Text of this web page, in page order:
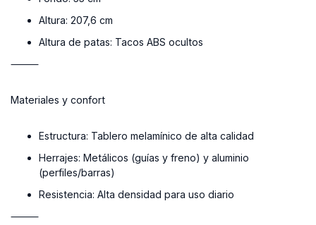
Altura: 207,6 cm
Altura de patas: Tacos ABS ocultos
⸻
Materiales y confort
Estructura: Tablero melamínico de alta calidad
Herrajes: Metálicos (guías y freno) y aluminio
(perfiles/barras)
Resistencia: Alta densidad para uso diario
⸻